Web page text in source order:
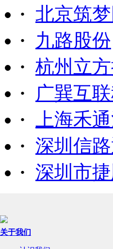
· 北京筑
·
九路股份
· 杭州立
·
广巽互
·
上海禾
· 深圳信
· 深圳市
关于我们